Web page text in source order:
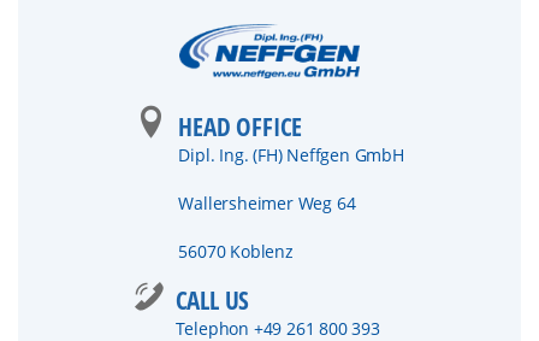
HEAD OFFICE
Dipl. Ing. (FH) Neffgen GmbH
Wallersheimer Weg 64
56070 Koblenz
CALL US
Telephon +49 261 800 393